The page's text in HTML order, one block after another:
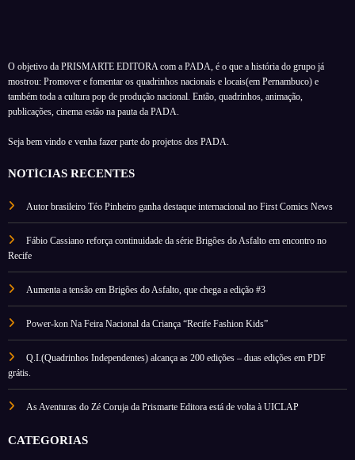
O objetivo da PRISMARTE EDITORA com a PADA, é o que a história do grupo já
mostrou: Promover e fomentar os quadrinhos nacionais e locais(em Pernambuco) e
também toda a cultura pop de produção nacional. Então, quadrinhos, animação,
publicações, cinema estão na pauta da PADA.
Seja bem vindo e venha fazer parte do projetos dos PADA.
NOTÍCIAS RECENTES
Autor brasileiro Téo Pinheiro ganha destaque internacional no First Comics News
Fábio Cassiano reforça continuidade da série Brigões do Asfalto em encontro no
Recife
Aumenta a tensão em Brigões do Asfalto, que chega a edição #3
Power-kon Na Feira Nacional da Criança “Recife Fashion Kids”
Q.I.(Quadrinhos Independentes) alcança as 200 edições – duas edições em PDF
grátis.
As Aventuras do Zé Coruja da Prismarte Editora está de volta à UICLAP
CATEGORIAS